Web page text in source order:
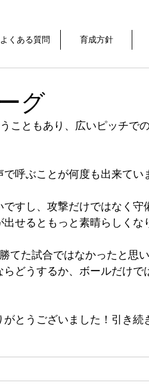
よくある質問 育成方針
グ
こともあり、広いピッチで
呼ぶことが何度も出来てい
すし、攻撃だけではなく守
せるともっと素晴らしくな
てた試合ではなかったと思い
どうするか、ボールだけで
とうございました！引き続